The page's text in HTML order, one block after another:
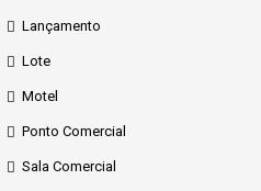
Lançamento
Lote
Motel
Ponto Comercial
Sala Comercial